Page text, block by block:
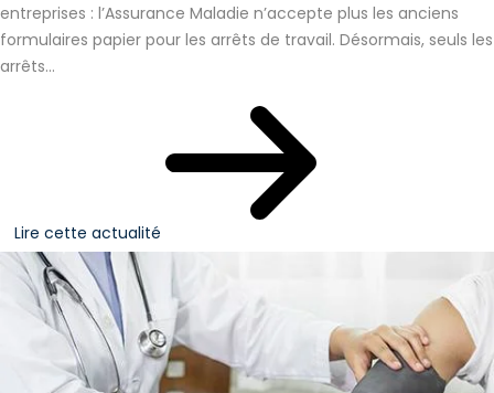
entreprises : l’Assurance Maladie n’accepte plus les anciens
formulaires papier pour les arrêts de travail. Désormais, seuls les
arrêts...
Lire cette actualité